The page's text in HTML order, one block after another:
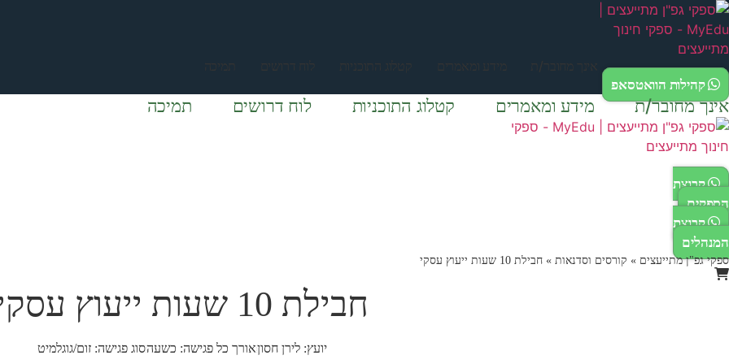
דלג
לתוכן
אינך מחובר/ת מידע ומאמרים קטלוג התוכניות לוח דרושים
תמיכה
קהילות הוואטסאפ
אינך מחובר/ת מידע ומאמרים קטלוג התוכניות לוח דרושים תמיכה
קבוצת
הספקים
קבוצת
המנהלים
ספקי גפ"ן מתייעצים » קורסים וסדנאות » חבילת 10 שעות ייעוץ עסקי
חבילת 10 שעות ייעוץ עסקי
יועץ: לירן חסוןאורך כל פגישה: כשעהסוג פגישה: זום/גוגלמיט